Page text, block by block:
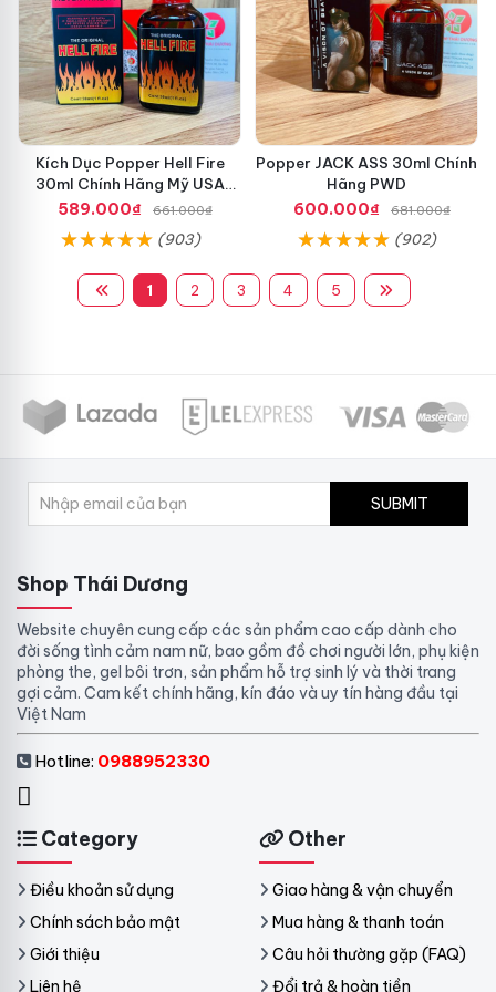
Kích Dục Popper Hell Fire
30ml Chính Hãng Mỹ USA
PWD
589.000₫ 661.000₫
(903)
Popper JACK ASS 30ml Chính
Hãng PWD
600.000₫
681.000₫
(902)
1 2 3 4 5
SUBMIT
Shop Thái Dương
Website chuyên cung cấp các sản phẩm cao cấp dành cho
đời sống tình cảm nam nữ, bao gồm đồ chơi người lớn, phụ kiện
phòng the, gel bôi trơn, sản phẩm hỗ trợ sinh lý và thời trang
gợi cảm. Cam kết chính hãng, kín đáo và uy tín hàng đầu tại
Việt Nam
Hotline: 0988952330
Category
Điều khoản sử dụng
Chính sách bảo mật
Giới thiệu
Liên hệ
Other
Giao hàng & vận chuyển
Mua hàng & thanh toán
Câu hỏi thường gặp (FAQ)
Đổi trả & hoàn tiền